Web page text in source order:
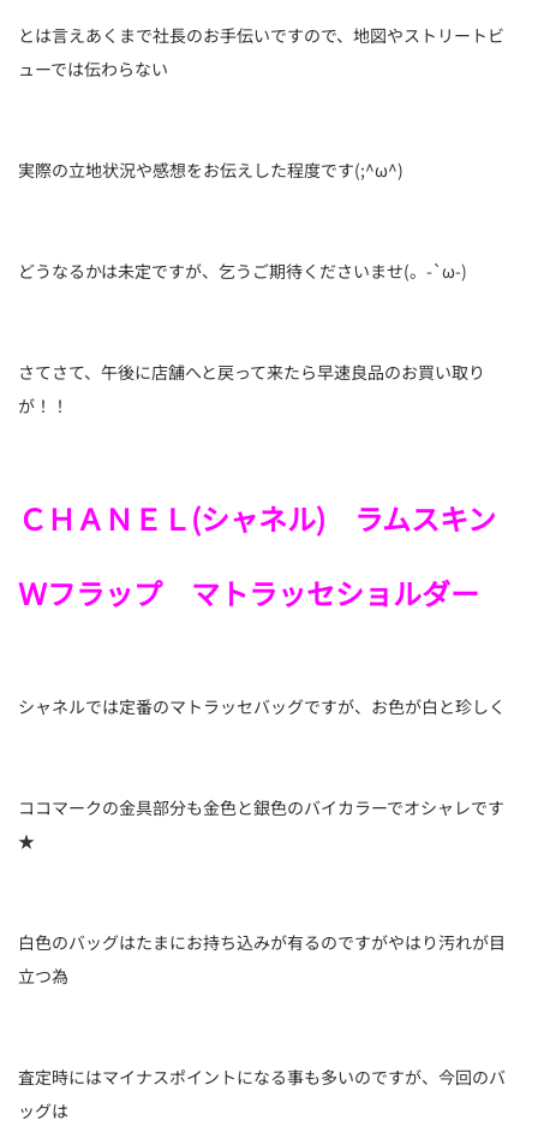
とは言えあくまで社長のお手伝いですので、地図やストリートビ
ューでは伝わらない
実際の立地状況や感想をお伝えした程度です(;^ω^)
どうなるかは未定ですが、乞うご期待くださいませ(。-`ω-)
さてさて、午後に店舗へと戻って来たら早速良品のお買い取り
が！！
ＣＨＡＮＥＬ(シャネル) ラムスキン
Ｗフラップ マトラッセショルダー
シャネルでは定番のマトラッセバッグですが、お色が白と珍しく
ココマークの金具部分も金色と銀色のバイカラーでオシャレです
★
白色のバッグはたまにお持ち込みが有るのですがやはり汚れが目
立つ為
査定時にはマイナスポイントになる事も多いのですが、今回のバ
ッグは